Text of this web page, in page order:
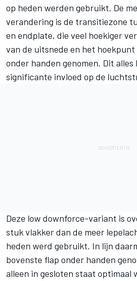
op heden werden gebruikt. De
verandering is de transitiezone
en endplate, die veel hoekiger
van de uitsnede en het hoekpunt
onder handen genomen. Dit
significante invloed op de
Deze low downforce-variant is
stuk vlakker dan de meer
heden werd gebruikt. In lijn
bovenste flap onder handen
alleen in gesloten staat optimaal